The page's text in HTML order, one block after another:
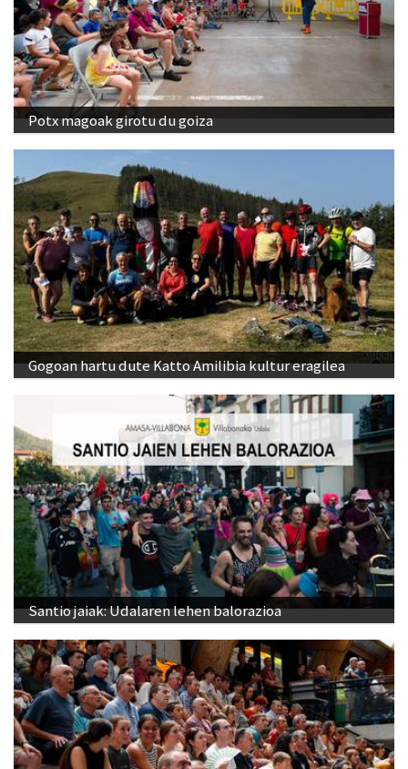
Potx magoak girotu du goiza
Gogoan hartu dute Katto Amilibia kultur eragilea
Santio jaiak: Udalaren lehen balorazioa